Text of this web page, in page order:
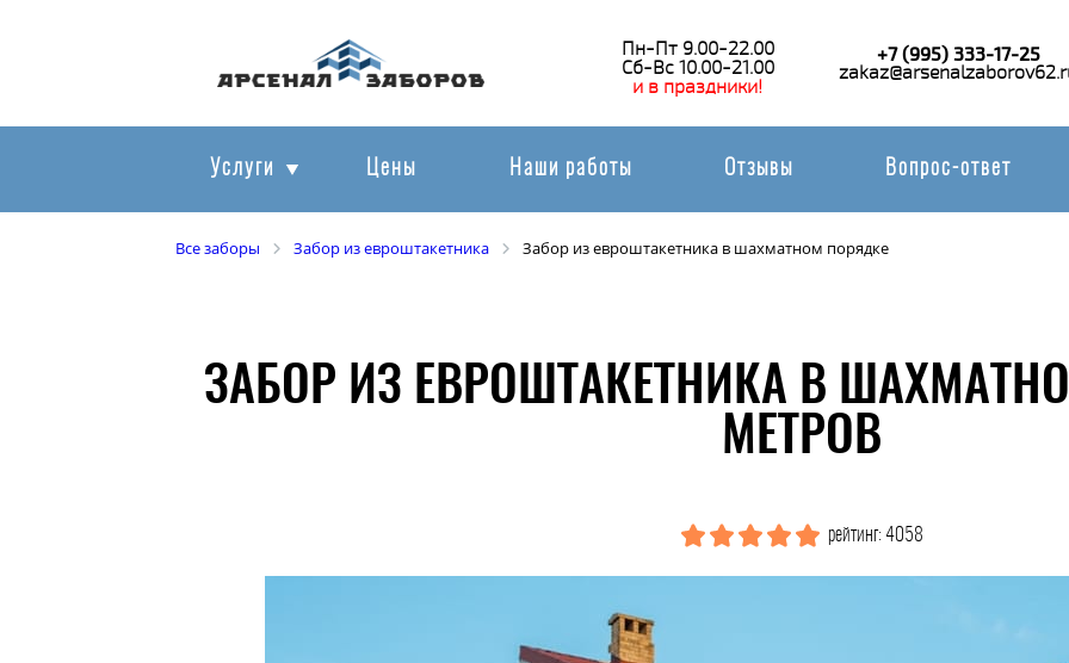
Пн-Пт 9.00-22.00
Сб-Вс 10.00-21.00
и в праздники!
+7 (995) 333-17-25
Услуги Цены Наши работы Отзывы Вопрос-ответ
Все заборы Забор из евроштакетника Забор из евроштакетника в шахматном порядке
ЗАБОР ИЗ ЕВРОШТАКЕТНИКА В
МЕТРОВ
рейтинг: 4058